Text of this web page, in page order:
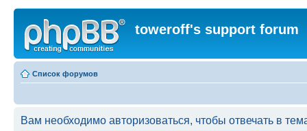
toweroff's support forum
Список форумов
Вам необходимо авторизоваться, чтобы отвечать в